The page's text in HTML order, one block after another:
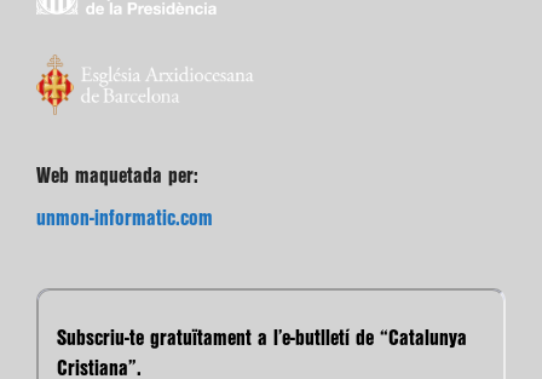
Web maquetada per:
unmon-informatic.com
Subscriu-te gratuïtament a l’e-butlletí de “Catalunya
Cristiana”.